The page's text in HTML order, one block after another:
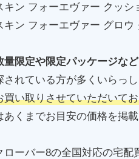
キン フォーエヴァー クッシ
キン フォーエヴァー グロウ
量限定や限定パッケージな
されている方が多くいらっし
買い取りさせていただいて
あくまでお目安の価格を掲載
ローバー8の全国対応の宅